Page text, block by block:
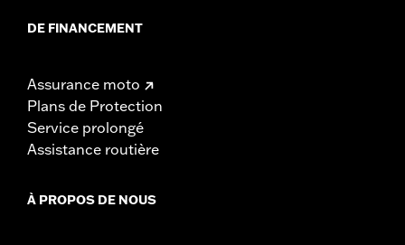
DE FINANCEMENT
Assurance moto
Plans de Protection
Service prolongé
Assistance routière
À PROPOS DE NOUS